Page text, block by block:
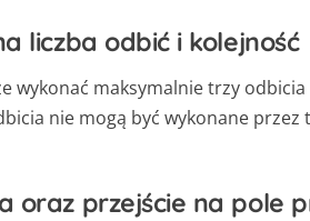
liczba odbić i kolejność
wykonać maksymalnie trzy
nie mogą być wykonane
oraz przejście na pole